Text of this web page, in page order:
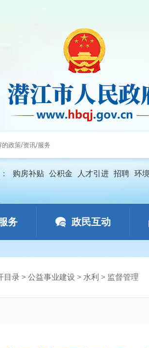
购房补贴 公积金 人才引进 招聘 环
务 政民互动
目录 > 公益事业建设 > 水利 > 监督管理